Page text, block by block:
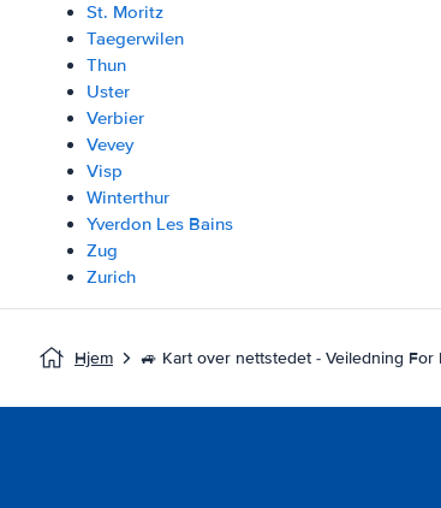
St. Moritz
Taegerwilen
Thun
Uster
Verbier
Vevey
Visp
Winterthur
Yverdon Les Bains
Zug
Zurich
Hjem 🚙 Kart over nettstedet - Veiledning For